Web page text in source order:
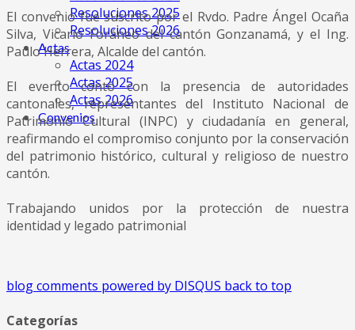
Resoluciones 2025
Resoluciones 2026
Actas
Actas 2024
Actas 2025
Actas 2026
Convenios
El convenio fue suscrito por el Rvdo. Padre Ángel Ocaña
Silva, Vicario Foráneo del cantón Gonzanamá, y el Ing.
Paulo Herrera, Alcalde del cantón.
El evento contó con la presencia de autoridades
cantonales, representantes del Instituto Nacional de
Patrimonio Cultural (INPC) y ciudadanía en general,
reafirmando el compromiso conjunto por la conservación
del patrimonio histórico, cultural y religioso de nuestro
cantón.
Trabajando unidos por la protección de nuestra
identidad y legado patrimonial
blog comments powered by DISQUS back to top
Categorías